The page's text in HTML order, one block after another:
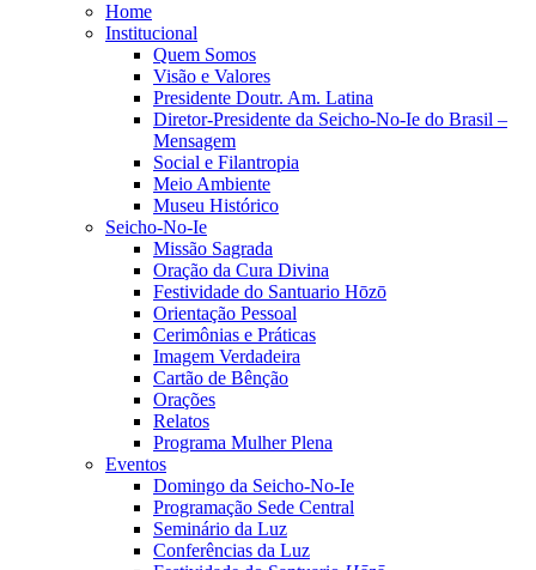
Home
Institucional
Quem Somos
Visão e Valores
Presidente Doutr. Am. Latina
Diretor-Presidente da Seicho-No-Ie do Brasil –
Mensagem
Social e Filantropia
Meio Ambiente
Museu Histórico
Seicho-No-Ie
Missão Sagrada
Oração da Cura Divina
Festividade do Santuario Hōzō
Orientação Pessoal
Cerimônias e Práticas
Imagem Verdadeira
Cartão de Bênção
Orações
Relatos
Programa Mulher Plena
Eventos
Domingo da Seicho-No-Ie
Programação Sede Central
Seminário da Luz
Conferências da Luz